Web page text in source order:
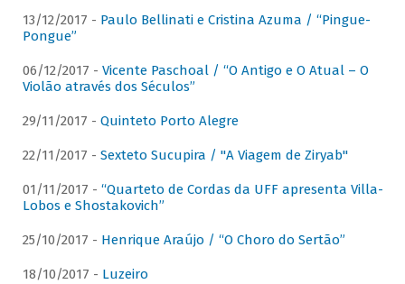
13/12/2017 - Paulo Bellinati e Cristina Azuma / “Pingue-
Pongue”
06/12/2017 - Vicente Paschoal / “O Antigo e O Atual – O
Violão através dos Séculos”
29/11/2017 - Quinteto Porto Alegre
22/11/2017 - Sexteto Sucupira / "A Viagem de Ziryab"
01/11/2017 - “Quarteto de Cordas da UFF apresenta Villa-
Lobos e Shostakovich”
25/10/2017 - Henrique Araújo / “O Choro do Sertão”
18/10/2017 - Luzeiro